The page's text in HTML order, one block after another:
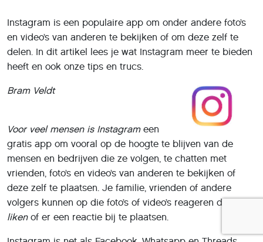
Instagram is een populaire app om onder andere foto’s
en video’s van anderen te bekijken of om deze zelf te
delen. In dit artikel lees je wat Instagram meer te bieden
heeft en ook onze tips en trucs.
Bram Veldt
Voor veel mensen is Instagrameen
gratis app om vooral op de hoogte te blijven van de
mensen en bedrijven die ze volgen, te chatten met
vrienden, foto’s en video’s van anderen te bekijken of
deze zelf te plaatsen. Je familie, vrienden of andere
volgers kunnen op die foto’s of video’s reageren door te
likenof er een reactie bij te plaatsen.